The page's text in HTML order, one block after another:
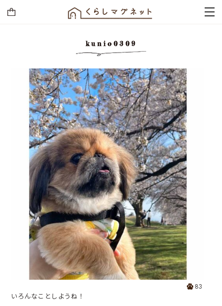
kunio0309
83
いろんなことしようね！